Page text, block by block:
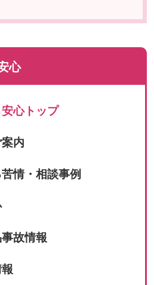
心
心トップ
内
情・相談事例
故情報